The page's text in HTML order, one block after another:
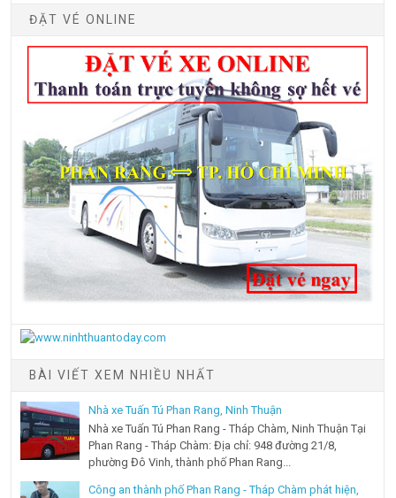
ĐẶT VÉ ONLINE
BÀI VIẾT XEM NHIỀU NHẤT
Nhà xe Tuấn Tú Phan Rang, Ninh Thuận
Nhà xe Tuấn Tú Phan Rang - Tháp Chàm, Ninh Thuận Tại
Phan Rang - Tháp Chàm: Địa chỉ: 948 đường 21/8,
phường Đô Vinh, thành phố Phan Rang...
Công an thành phố Phan Rang - Tháp Chàm phát hiện,